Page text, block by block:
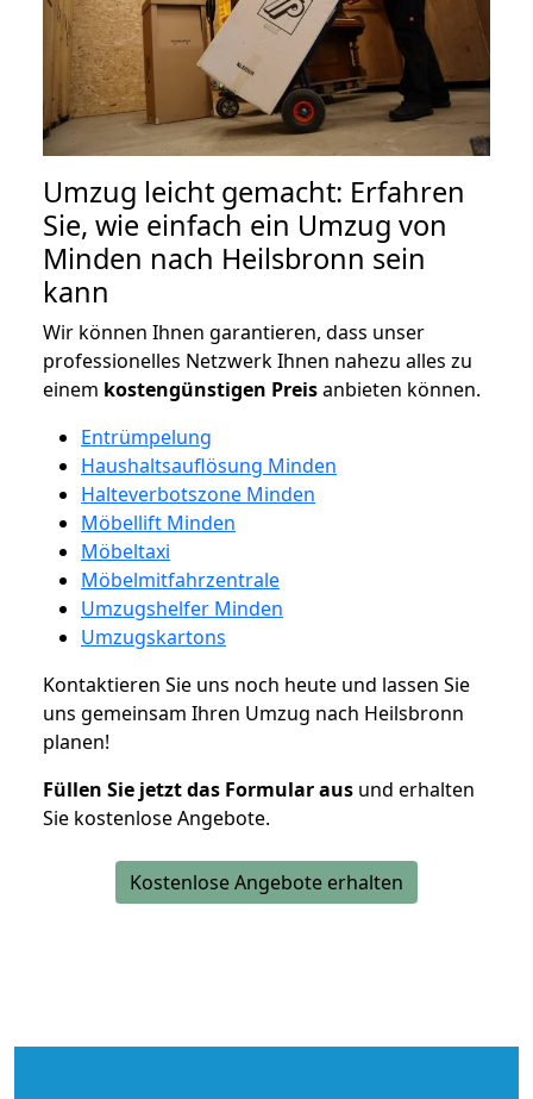
Umzug leicht gemacht: Erfahren
Sie, wie einfach ein Umzug von
Minden nach Heilsbronn sein
kann
Wir können Ihnen garantieren, dass unser
professionelles Netzwerk Ihnen nahezu alles zu
einem kostengünstigen Preisanbieten können.
Entrümpelung
Haushaltsauflösung Minden
Halteverbotszone Minden
Möbellift Minden
Möbeltaxi
Möbelmitfahrzentrale
Umzugshelfer Minden
Umzugskartons
Kontaktieren Sie uns noch heute und lassen Sie
uns gemeinsam Ihren Umzug nach Heilsbronn
planen!
Füllen Sie jetzt das Formular aus und erhalten
Sie kostenlose Angebote.
Kostenlose Angebote erhalten